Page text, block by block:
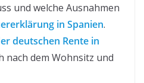
und welche Ausnahmen
in Spanien.
deutschen Rente in
nach dem Wohnsitz und